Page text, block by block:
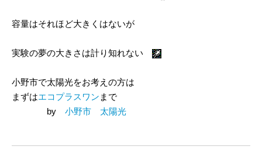
容量はそれほど大きくはないが
実験の夢の大きさは計り知れない
小野市で太陽光をお考えの方は
まずはエコプラスワン まで
by 小野市 太陽光